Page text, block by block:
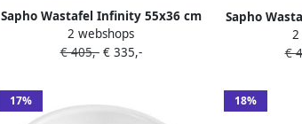
Sapho Wastafel Infinity 55x36 cm
Mat Ivoor
2 webshops
€ 405,-€ 335,-
Sapho
2
€
17% 18%